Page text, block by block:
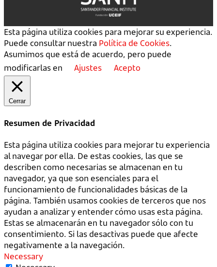
Esta página utiliza cookies para mejorar su experiencia.
Puede consultar nuestra Política de Cookies.
Asumimos que está de acuerdo, pero puede
modificarlas en
Ajustes Acepto
Cerrar
Resumen de Privacidad
Esta página utiliza cookies para mejorar tu experiencia
al navegar por ella. De estas cookies, las que se
describen como necesarias se almacenan en tu
navegador, ya que son esenciales para el
funcionamiento de funcionalidades básicas de la
página. También usamos cookies de terceros que nos
ayudan a analizar y entender cómo usas esta página.
Estas se almacenarán en tu navegador sólo con tu
consentimiento. Si las desactivas puede que afecte
negativamente a la navegación.
Necessary